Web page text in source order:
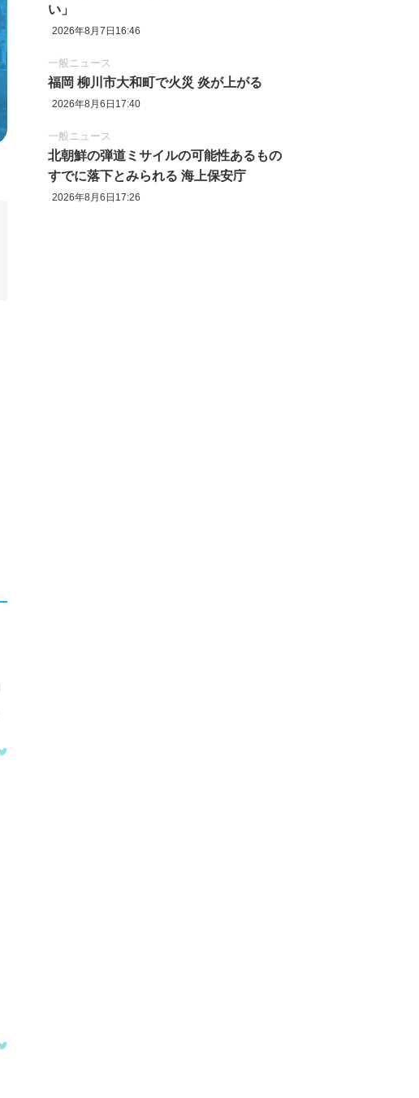
い」
2026年8月7日16:46
一般ニュース
福岡 柳川市大和町で火災 炎が上がる
2026年8月6日17:40
一般ニュース
北朝鮮の弾道ミサイルの可能性あるもの
すでに落下とみられる 海上保安庁
2026年8月6日17:26